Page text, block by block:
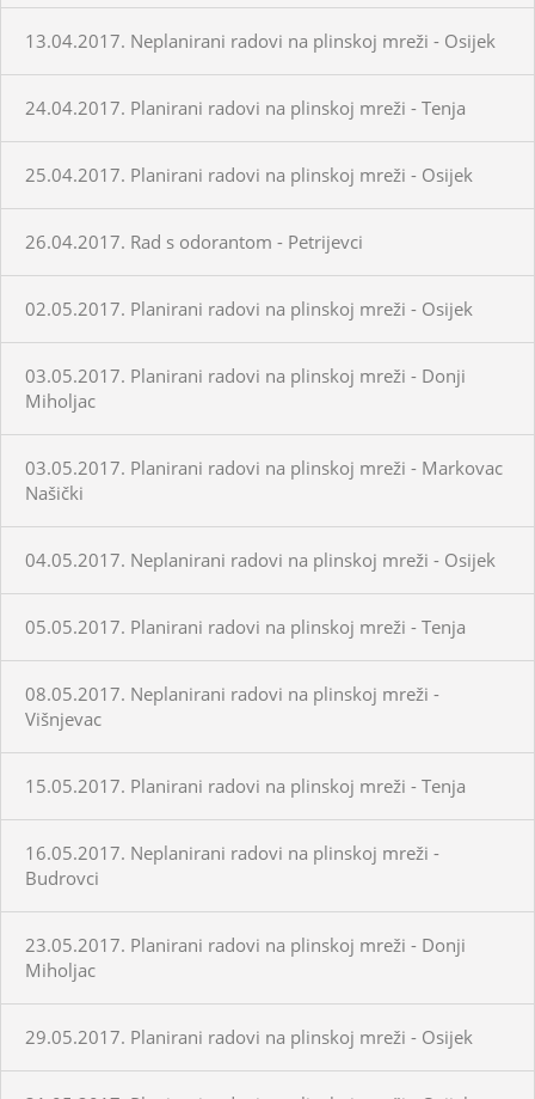
13.04.2017. Neplanirani radovi na plinskoj mreži - Osijek
24.04.2017. Planirani radovi na plinskoj mreži - Tenja
25.04.2017. Planirani radovi na plinskoj mreži - Osijek
26.04.2017. Rad s odorantom - Petrijevci
02.05.2017. Planirani radovi na plinskoj mreži - Osijek
03.05.2017. Planirani radovi na plinskoj mreži - Donji
Miholjac
03.05.2017. Planirani radovi na plinskoj mreži - Markovac
Našički
04.05.2017. Neplanirani radovi na plinskoj mreži - Osijek
05.05.2017. Planirani radovi na plinskoj mreži - Tenja
08.05.2017. Neplanirani radovi na plinskoj mreži -
Višnjevac
15.05.2017. Planirani radovi na plinskoj mreži - Tenja
16.05.2017. Neplanirani radovi na plinskoj mreži -
Budrovci
23.05.2017. Planirani radovi na plinskoj mreži - Donji
Miholjac
29.05.2017. Planirani radovi na plinskoj mreži - Osijek